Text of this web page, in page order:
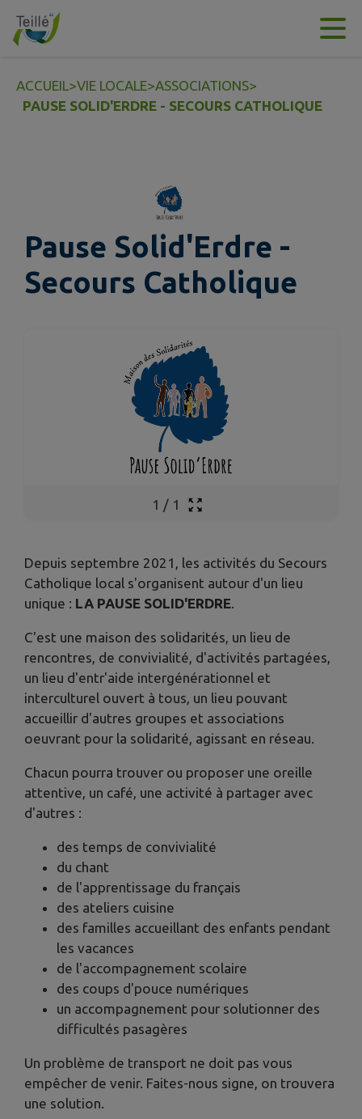
Contenu
ACCUEIL>VIE LOCALE>ASSOCIATIONS>
PAUSE SOLID'ERDRE - SECOURS CATHOLIQUE
Pause Solid'Erdre -
Secours Catholique
1 / 1
Depuis septembre 2021, les activités du Secours
Catholique local s'organisent autour d'un lieu
unique : LA PAUSE SOLID'ERDRE
C'est une maison des solidarités, un lieu de
rencontres, de convivialité, d'activités partagées,
un lieu d'entr'aide intergénérationnel et
interculturel ouvert à tous, un lieu pouvant
accueillir d'autres groupes et associations
oeuvrant pour la solidarité, agissant en réseau.
Chacun pourra trouver ou proposer une oreille
attentive, un café, une activité à partager avec
d'autres :
des temps de convivialité
du chant
de l'apprentissage du français
des ateliers cuisine
des familles accueillant des enfants pendant
les vacances
de l'accompagnement scolaire
des coups d'pouce numériques
un accompagnement pour solutionner des
difficultés pasagères
Un problème de transport ne doit pas vous
empêcher de venir. Faites-nous signe, on trouvera
une solution.